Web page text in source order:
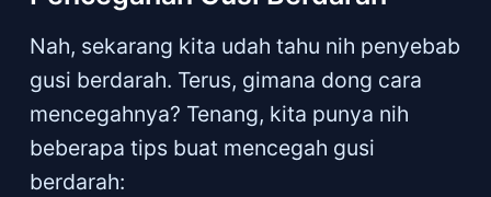
Nah, sekarang kita udah tahu nih penyebab
gusi berdarah. Terus, gimana dong cara
mencegahnya? Tenang, kita punya nih
beberapa tips buat mencegah gusi
berdarah: